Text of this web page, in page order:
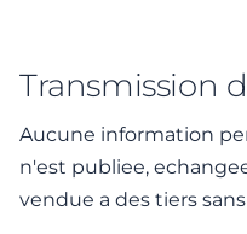
Transmission
Aucune information
n'est publiee,
vendue a des tiers